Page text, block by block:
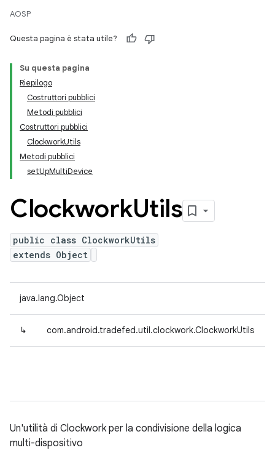
AOSP
Questa pagina è stata utile?
Su questa pagina
Riepilogo
Costruttori pubblici
Metodi pubblici
Costruttori pubblici
ClockworkUtils
Metodi pubblici
setUpMultiDevice
ClockworkUtils
public class ClockworkUtils
extends Object
java.lang.Object
↳ com.android.tradefed.util.clockwork.ClockworkUtils
Un'utilità di Clockwork per la condivisione della logica
multi-dispositivo